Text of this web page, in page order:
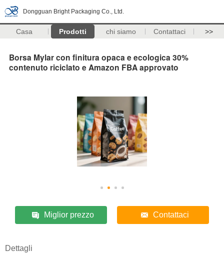
Dongguan Bright Packaging Co., Ltd.
Casa Prodotti chi siamo Contattaci >>
Borsa Mylar con finitura opaca e ecologica 30%
contenuto riciclato e Amazon FBA approvato
Miglior prezzo Contattaci
Dettagli